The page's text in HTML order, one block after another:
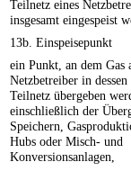
Teilnetz eines
insgesamt eingespeist
13b. Einspeisepunkt
ein Punkt, an dem Gas
Netzbetreiber in
Teilnetz übergeben
einschließlich der
Speichern,
Hubs oder Misch- und
Konversionsanlagen,